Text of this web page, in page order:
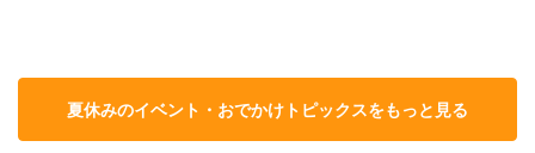
夏休みのイベント・おでかけトピックスをもっと見る